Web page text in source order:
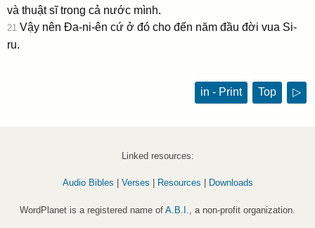
và thuật sĩ trong cả nước mình.
21 Vậy nên Ða-ni-ên cứ ở đó cho đến năm đầu đời vua Si-
ru.
in - Print Top ▷
Linked resources:
Audio Bibles Verses Resources Downloads
WordPlanet is a registered name of A.B.I. , a non-profit organization.